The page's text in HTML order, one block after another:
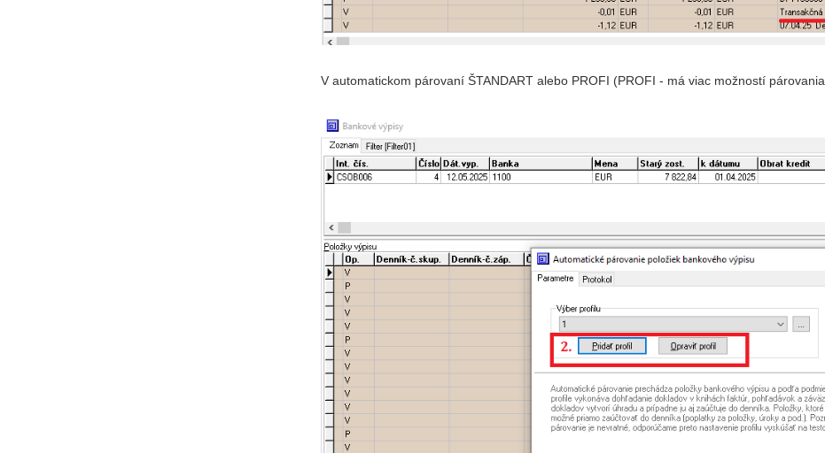
V automatickom párovaní ŠTANDART alebo PROFI (PROFI - má viac možností párovania